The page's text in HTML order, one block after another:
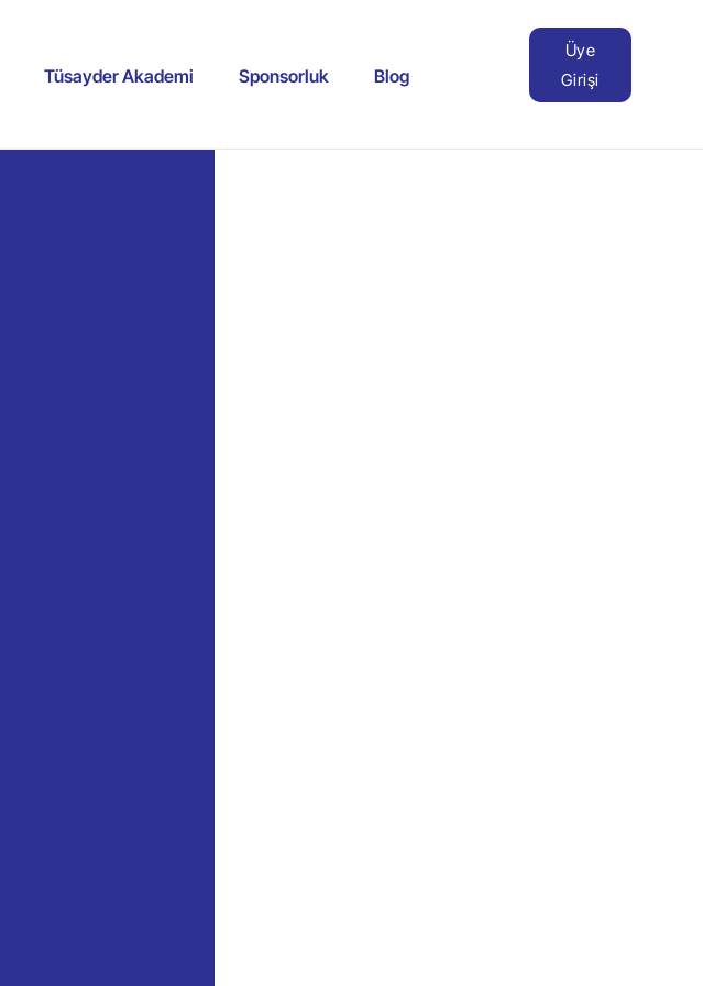
Tüsayder Akademi Sponsorluk Blog
Üye
Girişi